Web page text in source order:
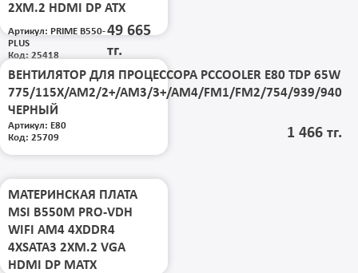
2XM.2 HDMI DP ATX
Артикул: PRIME B550-
PLUS
Код: 25418
49 665
тг.
ВЕНТИЛЯТОР ДЛЯ ПРОЦЕССОРА PCCOOLER E80 TDP 65W
775/115X/AM2/2+/AM3/3+/AM4/FM1/FM2/754/939/940
ЧЕРНЫЙ
Артикул: E80
Код: 25709
1 466 тг.
МАТЕРИНСКАЯ ПЛАТА
MSI B550M PRO-VDH
WIFI AM4 4XDDR4
4XSATA3 2XM.2 VGA
HDMI DP MATX